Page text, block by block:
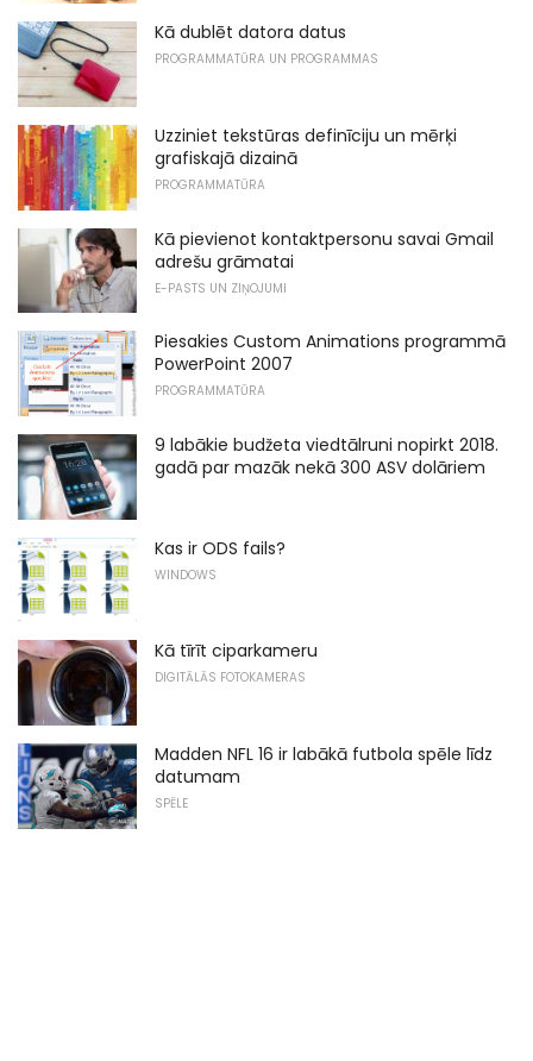
Kā dublēt datora datus
PROGRAMMATŪRA UN PROGRAMMAS
Uzziniet tekstūras definīciju un mērķi
grafiskajā dizainā
PROGRAMMATŪRA
Kā pievienot kontaktpersonu savai Gmail
adrešu grāmatai
E-PASTS UN ZIŅOJUMI
Piesakies Custom Animations programmā
PowerPoint 2007
PROGRAMMATŪRA
9 labākie budžeta viedtālruni nopirkt 2018.
gadā par mazāk nekā 300 ASV dolāriem
Kas ir ODS fails?
WINDOWS
Kā tīrīt ciparkameru
DIGITĀLĀS FOTOKAMERAS
Madden NFL 16 ir labākā futbola spēle līdz
datumam
SPĒLE